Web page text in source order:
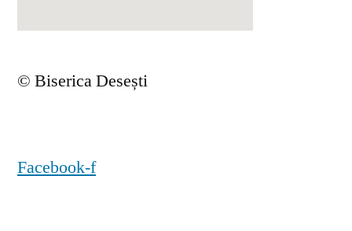
© Biserica Desești
Facebook-f